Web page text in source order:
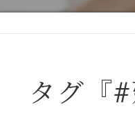
タグ『